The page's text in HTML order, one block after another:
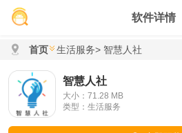
软件详情
首页 生活服务> 智慧人社
智慧人社
大小：71.28 MB
类型：生活服务